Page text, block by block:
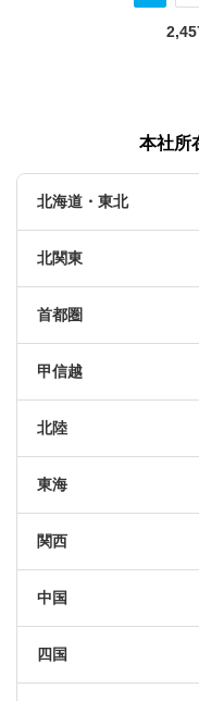
本社所
北海道・東北
北関東
首都圏
甲信越
北陸
東海
関西
中国
四国